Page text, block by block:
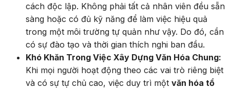
cách độc lập. Không phải tất cả nhân viên đều sẵn
sàng hoặc có đủ kỹ năng để làm việc hiệu quả
trong một môi trường tự quản như vậy. Do đó, cần
có sự đào tạo và thời gian thích nghi ban đầu.
Khó Khăn Trong Việc Xây Dựng Văn Hóa Chung:
Khi mọi người hoạt động theo các vai trò riêng biệt
và có sự tự chủ cao, việc duy trì một văn hóa tổ